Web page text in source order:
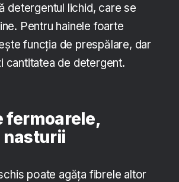
detergentul lichid, care se
Pentru hainele foarte
funcția de prespălare, dar
cantitatea de detergent.
fermoarele,
nasturii
poate agăța fibrele altor